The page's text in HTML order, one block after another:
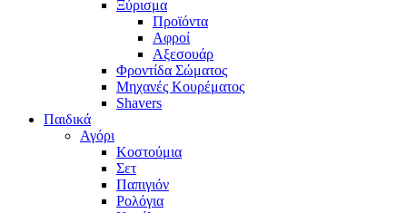
Ξύρισμα
Προϊόντα
Αφροί
Αξεσουάρ
Φροντίδα Σώματος
Μηχανές Κουρέματος
Shavers
Παιδικά
Αγόρι
Κοστούμια
Σετ
Παπιγιόν
Ρολόγια